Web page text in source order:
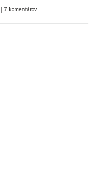
| 7 komentárov